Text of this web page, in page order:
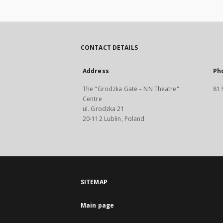
CONTACT DETAILS
Address
The "Grodzka Gate – NN Theatre"
Centre
ul. Grodzka 21
20-112 Lublin, Poland
81
SITEMAP
Main page